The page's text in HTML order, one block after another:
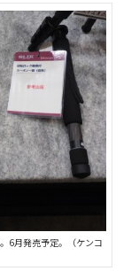
6月発売予定。（ケンコ